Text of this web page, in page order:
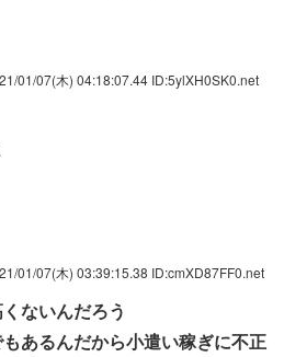
01/07(木) 04:18:07.44 ID:5ylXH0SK0.net
01/07(木) 03:39:15.38 ID:cmXD87FF0.net
ないんだろう
あるんだから小遣い稼ぎに不正